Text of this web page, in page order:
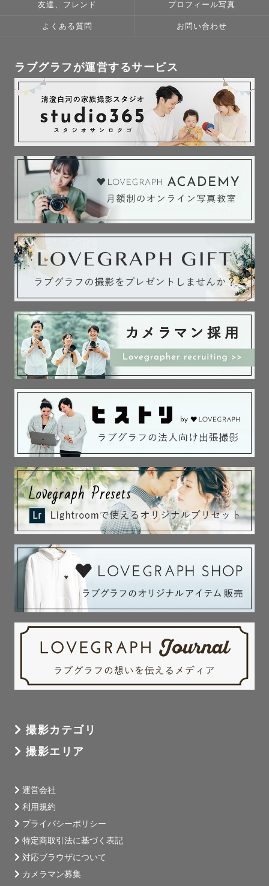
友達、フレンド プロフィール写真
よくある質問 お問い合わせ
ラブグラフが運営するサービス
撮影カテゴリ
撮影エリア
運営会社
利用規約
プライバシーポリシー
特定商取引法に基づく表記
対応ブラウザについて
カメラマン募集